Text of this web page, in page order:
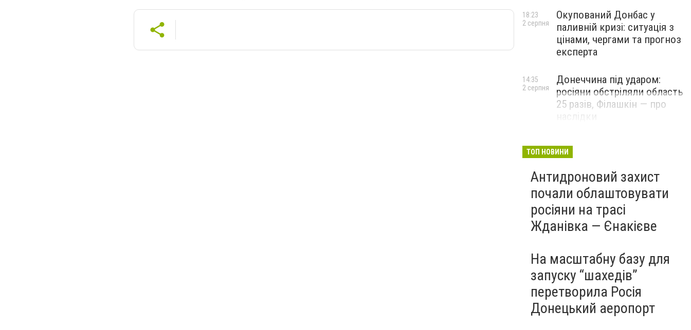
Окупований Донбас у
паливній кризі: ситуація з
цінами, чергами та прогноз
експерта
18:23
2 серпня
Донеччина під ударом:
росіяни обстріляли область
25 разів, Філашкін — про
14:35
2 серпня
ТОП НОВИНИ
Антидроновий захист
почали облаштовувати
росіяни на трасі
Жданівка — Єнакієве
На масштабну базу для
запуску “шахедів”
перетворила Росія
Донецький аеропорт